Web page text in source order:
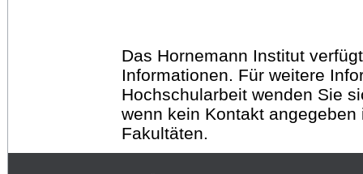
Das Hornemann Institut
Informationen. Für weitere
Hochschularbeit wenden Sie
wenn kein Kontakt
Fakultäten.